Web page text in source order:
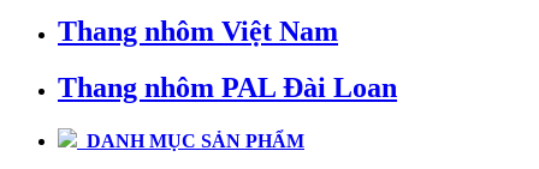
Thang nhôm Việt Nam
Thang nhôm PAL Đài Loan
DANH MỤC SẢN PHẨM